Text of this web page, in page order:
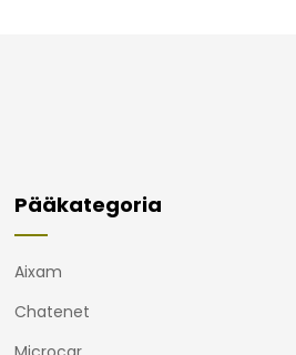
Pääkategoria
Aixam
Chatenet